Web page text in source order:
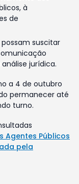
à
de
suscitar
jurídica.
a 4 de outubro
permanecer até
turno.
Agentes Públicos
pela